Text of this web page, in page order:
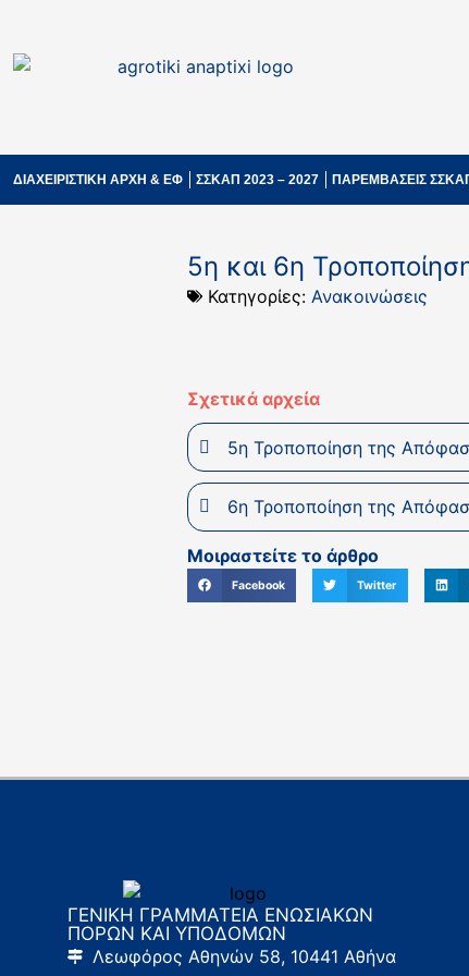
ΔΙΑΧΕΙΡΙΣΤΙΚΗ ΑΡΧΗ & ΕΦ ΣΣΚΑΠ 2023 – 2027 ΠΑΡΕΜΒΑΣΕΙΣ
5η και 6η
Κατηγορίες: Ανακοινώσεις
Σχετικά αρχεία
5η Τροποποίηση της
6η Τροποποίηση της
Μοιραστείτε το άρθρο
Facebook Twitter
ΓΕΝΙΚΗ ΓΡΑΜΜΑΤΕΙΑ ΕΝΩΣΙΑΚΩΝ
ΠΟΡΩΝ ΚΑΙ ΥΠΟΔΟΜΩΝ
Λεωφόρος Αθηνών 58, 10441 Αθήνα